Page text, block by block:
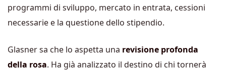
programmi di sviluppo, mercato in entrata, cessioni
necessarie e la questione dello stipendio.
Glasner sa che lo aspetta una revisione profonda
della rosa. Ha già analizzato il destino di chi tornerà